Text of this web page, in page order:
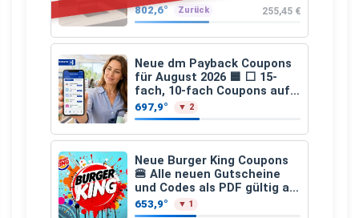
802,6° Zurück 255,45 €
Neue dm Payback Coupons
für August 2026 🟦 ⬜ 15-
fach, 10-fach Coupons auf
den gesamten Einkauf ab 2
€
697,9° ▼ 2
Neue Burger King Coupons
🍔 Alle neuen Gutscheine
und Codes als PDF gültig ab
25.07.2026 bis 04.09.2026
653,9° ▼ 1